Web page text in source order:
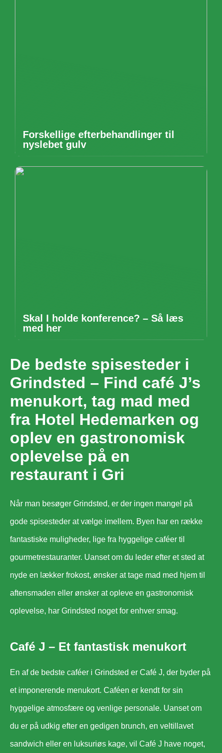
Forskellige efterbehandlinger til
nyslebet gulv
Skal I holde konference? – Så læs
med her
De bedste spisesteder i
Grindsted – Find café J’s
menukort, tag mad med
fra Hotel Hedemarken og
oplev en gastronomisk
oplevelse på en
restaurant i Gri
Når man besøger Grindsted, er der ingen mangel på
gode spisesteder at vælge imellem. Byen har en række
fantastiske muligheder, lige fra hyggelige caféer til
gourmetrestauranter. Uanset om du leder efter et sted at
nyde en lækker frokost, ønsker at tage mad med hjem til
aftensmaden eller ønsker at opleve en gastronomisk
oplevelse, har Grindsted noget for enhver smag.
Café J – Et fantastisk menukort
En af de bedste caféer i Grindsted er Café J, der byder på
et imponerende menukort. Caféen er kendt for sin
hyggelige atmosfære og venlige personale. Uanset om
du er på udkig efter en gedigen brunch, en veltillavet
sandwich eller en luksuriøs kage, vil Café J have noget,